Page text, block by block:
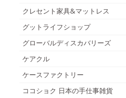
クレセント家具&マットレス
グットライフショップ
グローバルディスカバリーズ
ケアクル
ケースファクトリー
ココショク 日本の手仕事雑貨